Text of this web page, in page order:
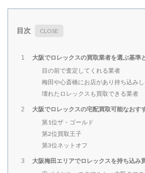
目次
1
大阪でロレックスの買取業者を選ぶ基準
目の前で査定してくれる業者
梅田や心斎橋にお店があり持ち込み
壊れたロレックスも買取できる業者
2
大阪でロレックスの宅配買取可能なおす
第1位ザ・ゴールド
第2位買取王子
第3位ネットオフ
3
大阪梅田エリアでロレックスを持ち込み